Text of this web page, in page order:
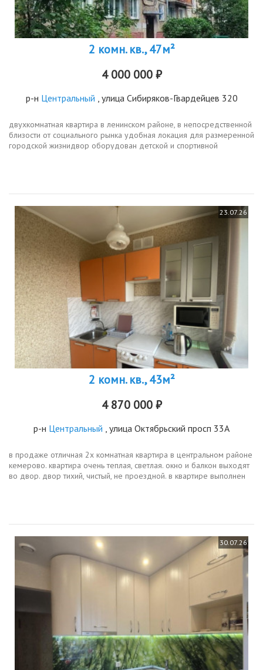
2 комн. кв., 47м²
4 000 000 ₽
р-н Центральный , улица Сибиряков-Гвардейцев 320
двухкомнатная квартира в ленинском районе, в непосредственной
близости от социального рынка удобная локация для размеренной
городской жизнидвор оборудован детской и спортивной
23.07.26
2 комн. кв., 43м²
4 870 000 ₽
р-н Центральный , улица Октябрьский просп 33А
в продаже отличная 2х комнатная квартира в центральном районе
кемерово. квартира очень теплая, светлая. окно и балкон выходят
во двор. двор тихий, чистый, не проездной. в квартире выполнен
30.07.26